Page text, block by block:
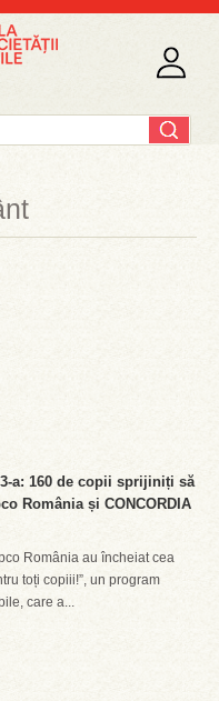
a: 160 de copii sprijiniți să
România și CONCORDIA
România au încheiat cea
toți copiii!”, un program
care a...